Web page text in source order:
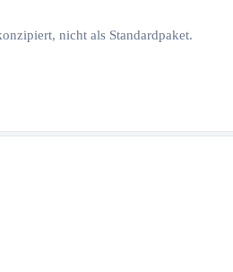
nicht als Standardpaket.